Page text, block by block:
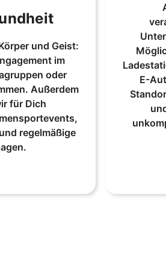
und Geist:
im
oder
Außerdem
für Dich
regelmäßige
E-